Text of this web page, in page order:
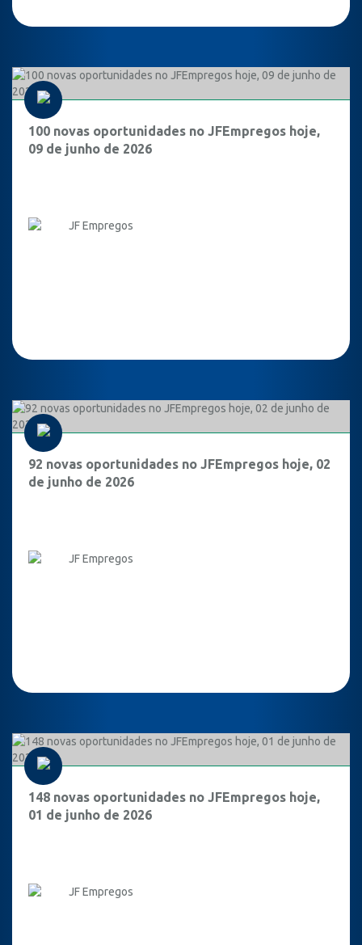
100 novas oportunidades no JFEmpregos hoje,
09 de junho de 2026
JF Empregos
92 novas oportunidades no JFEmpregos hoje, 02
de junho de 2026
JF Empregos
148 novas oportunidades no JFEmpregos hoje,
01 de junho de 2026
JF Empregos